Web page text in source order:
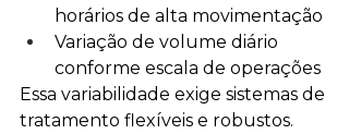
horários de alta movimentação
Variação de volume diário
conforme escala de operações
Essa variabilidade exige sistemas de
tratamento flexíveis e robustos.